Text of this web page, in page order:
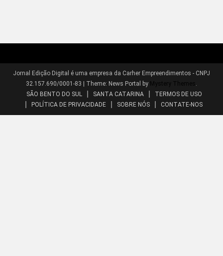
Jornal Edição Digital é uma empresa da Carher Empreendimentos - CNPJ
32.157.690/0001-83 | Theme: News Portal by Mystery Themes
SÃO BENTO DO SUL
SANTA CATARINA
TERMOS DE USO
POLÍTICA DE PRIVACIDADE
SOBRE NÓS CONTATE-NOS